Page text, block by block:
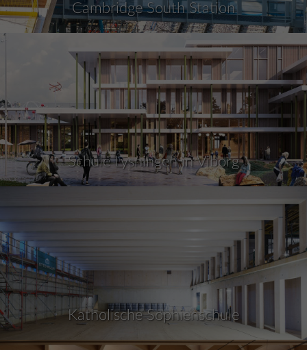
Cambridge South Station
Schule Lysningen in Viborg
Katholische Sophienschule